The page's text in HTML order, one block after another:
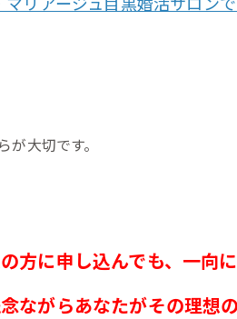
が大切です。
方に申し込んでも、一向
ながらあなたがその理想